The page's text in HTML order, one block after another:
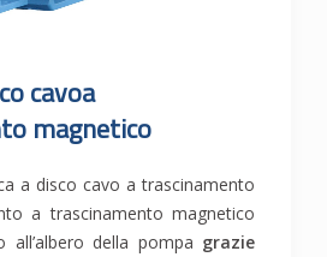
cavoa
magnetico
a disco cavo a trascinamento
a trascinamento magnetico
della pompa grazie